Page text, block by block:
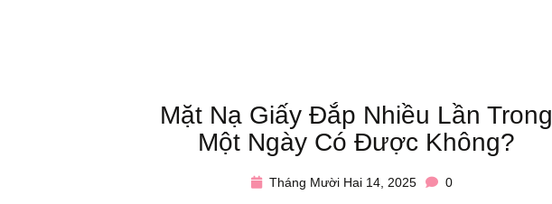
Mặt Nạ Giấy Đắp Nhiều Lần Trong
Một Ngày Có Được Không?
Tháng Mười Hai 14, 2025 0